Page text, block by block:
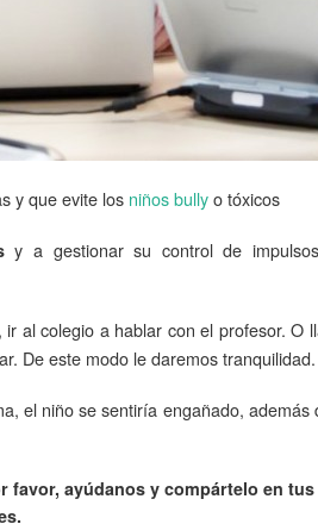
y que evite los niños bullyo tóxicos
y a gestionar su control de
ir al colegio a hablar con el profesor. O
De este modo le daremos tranquilidad.
el niño se sentiría engañado, además
favor, ayúdanos y compártelo en